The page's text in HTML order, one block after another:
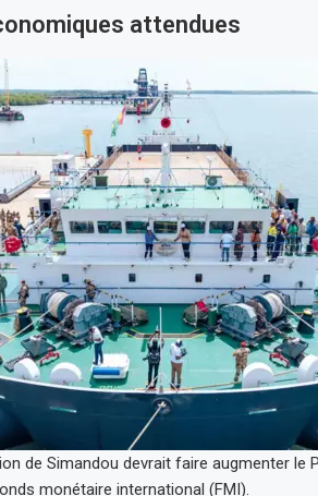
attendues
de Simandou devrait faire augmenter le
monétaire international (FMI).